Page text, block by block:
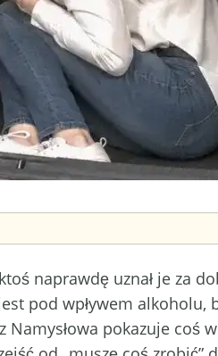
naprawdę uznał je za
pod wpływem
Namysłowa pokazuje